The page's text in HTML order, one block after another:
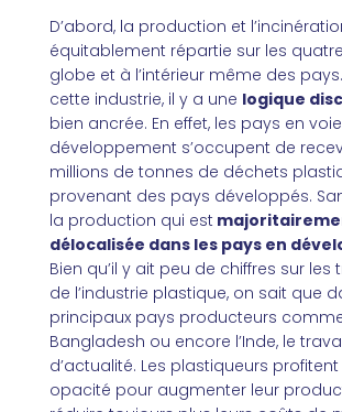
D’abord, la production et
équitablement répartie sur les
globe et à l’intérieur même des
cette industrie, il y a une logique
bien ancrée. En effet, les pays en
développement s’occupent de
millions de tonnes de déchets
provenant des pays développés.
la production qui est
délocalisée dans les pays en
Bien qu’il y ait peu de chiffres sur les
de l’industrie plastique, on sait que
principaux pays producteurs
Bangladesh ou encore l’Inde, le
d’actualité. Les plastiqueurs
opacité pour augmenter leur